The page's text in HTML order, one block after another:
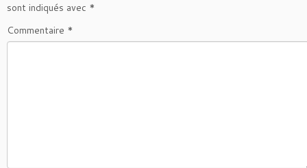
sont indiqués avec *
Commentaire *